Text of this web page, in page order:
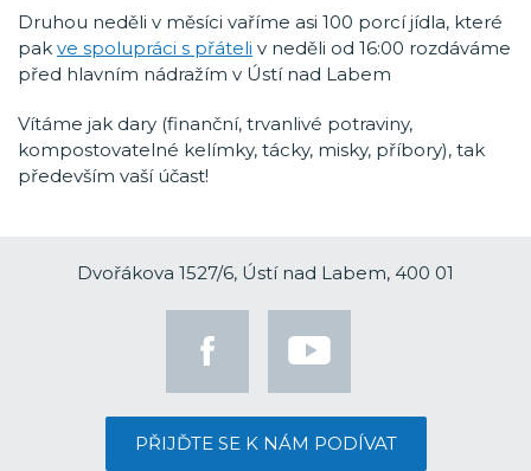
Druhou neděli v měsíci vaříme asi 100 porcí jídla, které
pak ve spolupráci s přáteli v neděli od 16:00 rozdáváme
před hlavním nádražím v Ústí nad Labem
Vítáme jak dary (finanční, trvanlivé potraviny,
kompostovatelné kelímky, tácky, misky, příbory), tak
především vaší účast!
Dvořákova 1527/6, Ústí nad Labem, 400 01
PŘIJĎTE SE K NÁM PODÍVAT